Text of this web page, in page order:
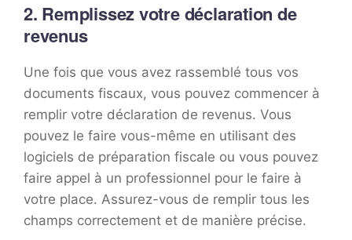
2. Remplissez votre déclaration de
revenus
Une fois que vous avez rassemblé tous vos
documents fiscaux, vous pouvez commencer à
remplir votre déclaration de revenus. Vous
pouvez le faire vous-même en utilisant des
logiciels de préparation fiscale ou vous pouvez
faire appel à un professionnel pour le faire à
votre place. Assurez-vous de remplir tous les
champs correctement et de manière précise.